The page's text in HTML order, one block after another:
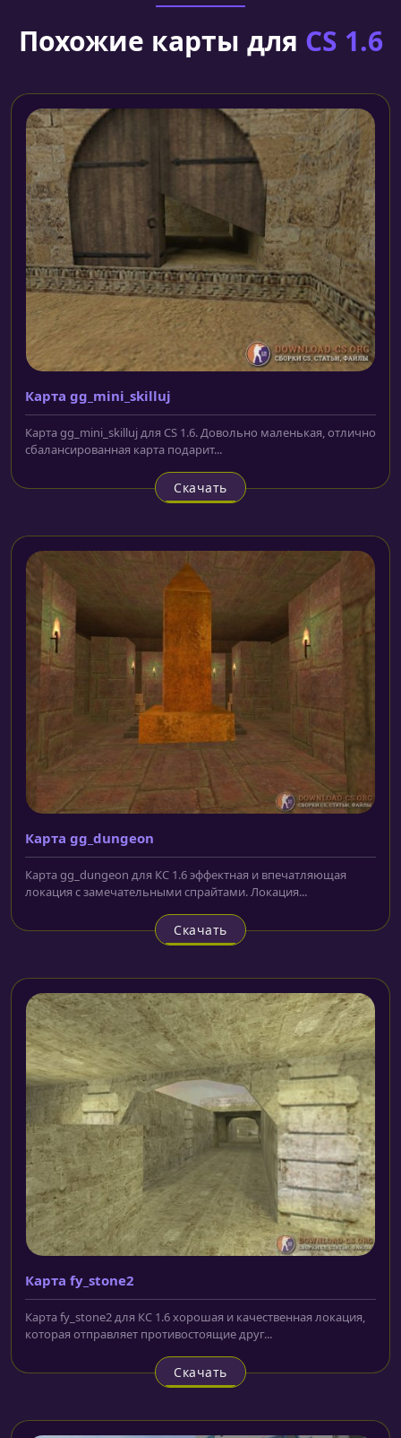
Похожие карты для CS 1.6
Карта gg_mini_skilluj
Карта gg_mini_skilluj для CS 1.6. Довольно маленькая, отлично
сбалансированная карта подарит...
Скачать
Карта gg_dungeon
Карта gg_dungeon для КС 1.6 эффектная и впечатляющая
локация с замечательными спрайтами. Локация...
Скачать
Карта fy_stone2
Карта fy_stone2 для КС 1.6 хорошая и качественная локация,
которая отправляет противостоящие друг...
Скачать